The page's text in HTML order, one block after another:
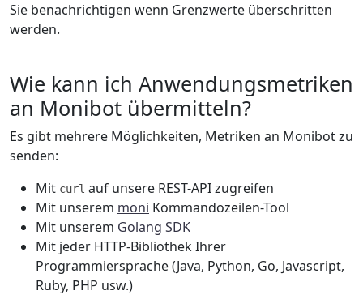
Sie benachrichtigen wenn Grenzwerte überschritten
werden.
Wie kann ich Anwendungsmetriken
an Monibot übermitteln?
Es gibt mehrere Möglichkeiten, Metriken an Monibot zu
senden:
Mit curl auf unsere REST-API zugreifen
Mit unserem moni Kommandozeilen-Tool
Mit unserem Golang SDK
Mit jeder HTTP-Bibliothek Ihrer
Programmiersprache (Java, Python, Go, Javascript,
Ruby, PHP usw.)